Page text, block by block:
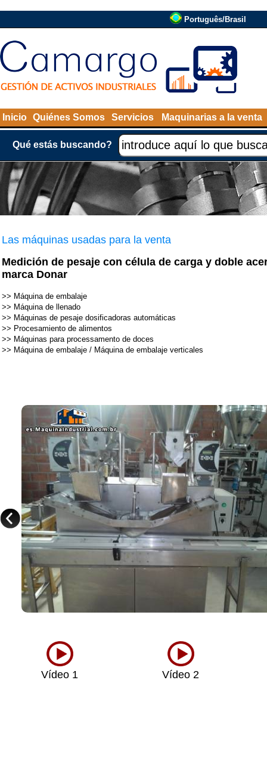
Português/Brasil
Inicio Quiénes Somos Servicios Maquinarias a la venta
Qué estás buscando?
Las máquinas usadas para la venta
Medición de pesaje con célula de carga y doble
marca Donar
>> Máquina de embalaje
>> Máquina de llenado
>> Máquinas de pesaje dosificadoras automáticas
>> Procesamiento de alimentos
>> Máquinas para processamento de doces
>> Máquina de embalaje / Máquina de embalaje verticales
Vídeo 1 Vídeo 2